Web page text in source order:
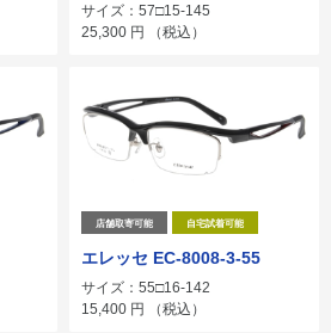
サイズ：57□15-145
25,300 円 （税込）
店舗取寄可能 自宅試着可能
エレッセ EC-8008-3-55
サイズ：55□16-142
15,400 円 （税込）